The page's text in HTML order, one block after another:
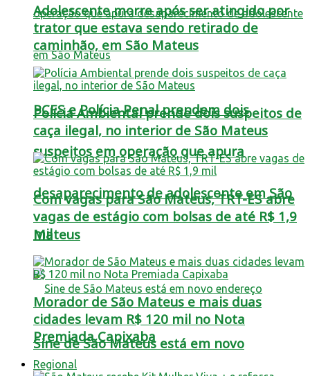
PCES e Polícia Penal prendem dois
suspeitos em operação que apura
desaparecimento de adolescente em São
Mateus
Sine de São Mateus está em novo
Adolescente morre após ser atingido por
trator que estava sendo retirado de
caminhão, em São Mateus
Polícia Ambiental prende dois suspeitos de
caça ilegal, no interior de São Mateus
Com vagas para São Mateus, TRT-ES abre
vagas de estágio com bolsas de até R$ 1,9
mil
Morador de São Mateus e mais duas
cidades levam R$ 120 mil no Nota
Premiada Capixaba
Regional